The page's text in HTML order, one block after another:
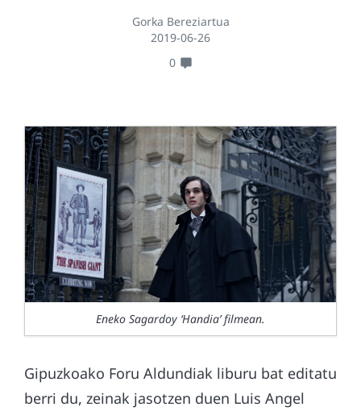
Gorka Bereziartua
2019-06-26
0
Eneko Sagardoy ‘Handia’ filmean.
Gipuzkoako Foru Aldundiak liburu bat editatu
berri du, zeinak jasotzen duen Luis Angel